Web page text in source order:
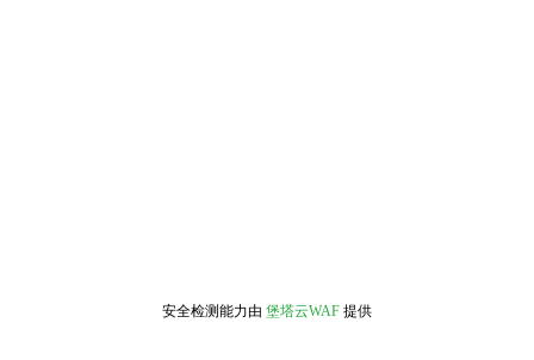
安全检测能力由 堡塔云WAF 提供